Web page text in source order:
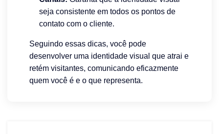
seja consistente em todos os pontos de
contato com o cliente.
Seguindo essas dicas, você pode
desenvolver uma identidade visual que atrai e
retém visitantes, comunicando eficazmente
quem você é e o que representa.